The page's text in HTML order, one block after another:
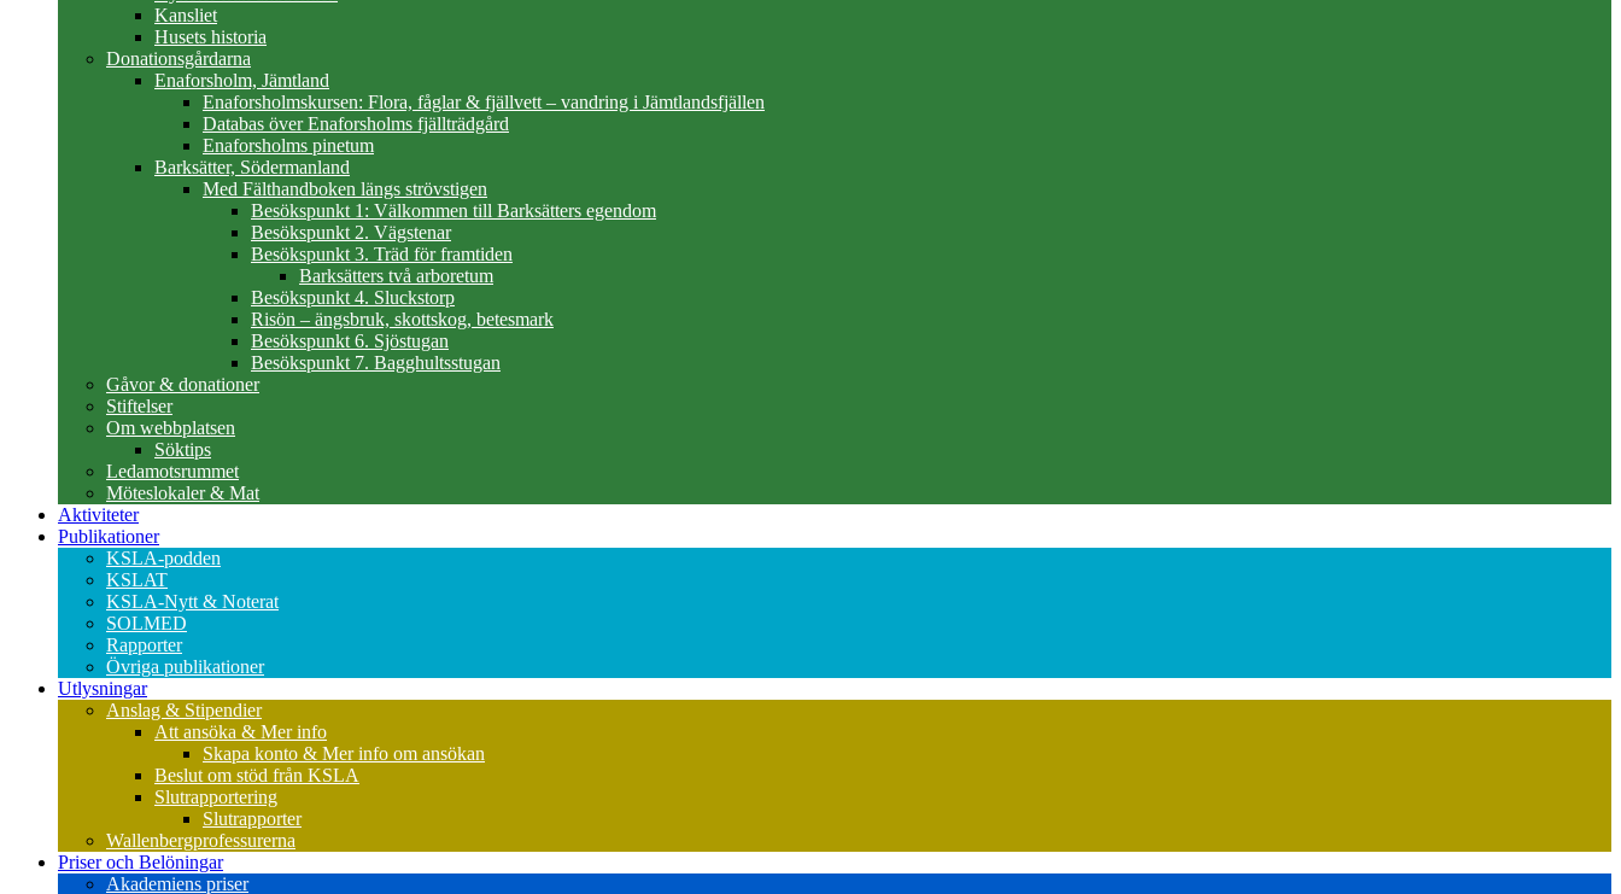
Kansliet
Husets historia
Donationsgårdarna
Enaforsholm, Jämtland
Enaforsholmskursen: Flora, fåglar & fjällvett – vandring i Jämtlandsfjällen
Databas över Enaforsholms fjällträdgård
Enaforsholms pinetum
Barksätter, Södermanland
Med Fälthandboken längs strövstigen
Besökspunkt 1: Välkommen till Barksätters egendom
Besökspunkt 2. Vägstenar
Besökspunkt 3. Träd för framtiden
Barksätters två arboretum
Besökspunkt 4. Sluckstorp
Risön – ängsbruk, skottskog, betesmark
Besökspunkt 6. Sjöstugan
Besökspunkt 7. Bagghultsstugan
Gåvor & donationer
Stiftelser
Om webbplatsen
Söktips
Ledamotsrummet
Möteslokaler & Mat
Aktiviteter
Publikationer
KSLA-podden
KSLAT
KSLA-Nytt & Noterat
SOLMED
Rapporter
Övriga publikationer
Utlysningar
Anslag & Stipendier
Att ansöka & Mer info
Skapa konto & Mer info om ansökan
Beslut om stöd från KSLA
Slutrapportering
Slutrapporter
Wallenbergprofessurerna
Priser och Belöningar
Akademiens priser